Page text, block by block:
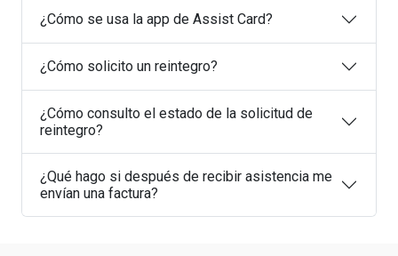
¿Cómo se usa la app de Assist Card?
¿Cómo solicito un reintegro?
¿Cómo consulto el estado de la solicitud de
reintegro?
¿Qué hago si después de recibir asistencia me
envían una factura?